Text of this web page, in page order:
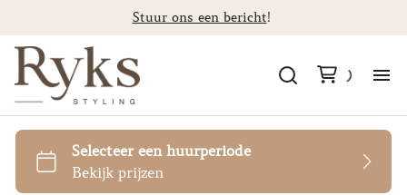
Stuur ons een bericht!